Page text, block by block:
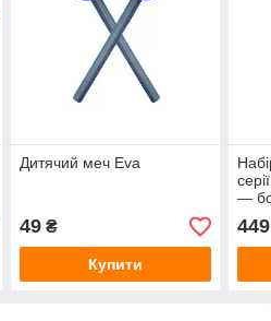
Дитячий меч Eva
49₴
Купити
—
449